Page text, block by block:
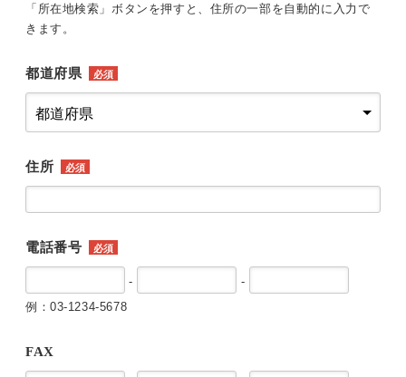
「所在地検索」ボタンを押すと、住所の一部を自動的に入力で
きます。
都道府県 必須
住所 必須
電話番号 必須
-
-
例：03-1234-5678
FAX